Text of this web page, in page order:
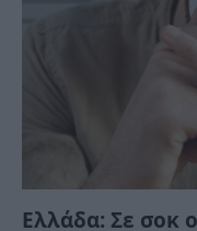
Ελλάδα: Σε σοκ